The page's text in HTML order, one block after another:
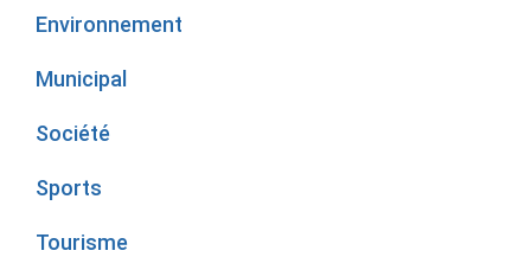
Environnement
Municipal
Société
Sports
Tourisme